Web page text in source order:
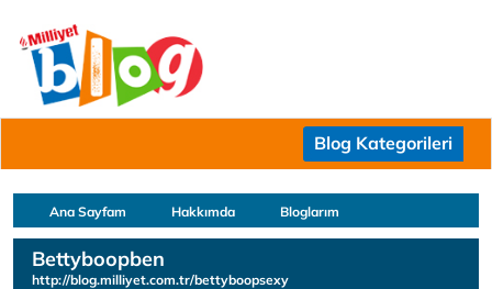
Blog Kategorileri
Ana Sayfam Hakkımda Bloglarım
Bettyboopben
http://blog.milliyet.com.tr/bettyboopsexy